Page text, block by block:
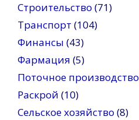
Строительство (71)
Транспорт (104)
Финансы (43)
Фармация (5)
Поточное производство
Раскрой (10)
Сельское хозяйство (8)